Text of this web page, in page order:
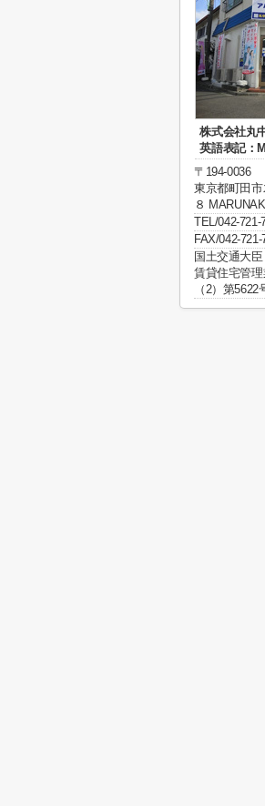
株式会社丸
英語表記：
〒194-0036
東京都町田
８
TEL/042-721-
FAX/042-721-
国土交通大
賃貸住宅管
（2）第5622